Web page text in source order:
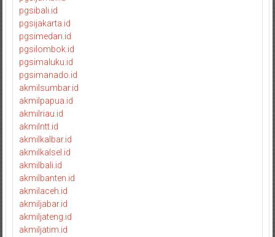
pgsibali.id
pgsijakarta.id
pgsimedan.id
pgsilombok.id
pgsimaluku.id
pgsimanado.id
akmilsumbar.id
akmilpapua.id
akmilriau.id
akmilntt.id
akmilkalbar.id
akmilkalsel.id
akmilbali.id
akmilbanten.id
akmilaceh.id
akmiljabar.id
akmiljateng.id
akmiljatim.id